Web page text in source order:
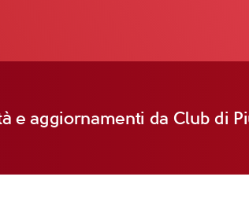
e aggiornamenti da Club di